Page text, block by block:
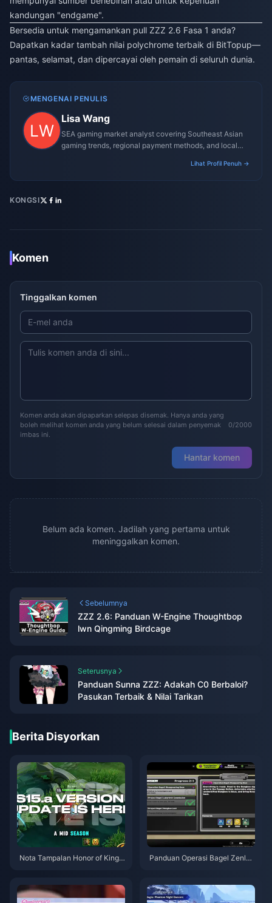
kandungan "endgame".
Bersedia untuk mengamankan pull ZZZ 2.6 Fasa 1 anda?
Dapatkan kadar tambah nilai polychrome terbaik di BitTopup—
pantas, selamat, dan dipercayai oleh pemain di seluruh dunia.
MENGENAI PENULIS
Lisa Wang
SEA gaming market analyst covering Southeast Asian
gaming trends, regional payment methods, and local
Lihat Profil Penuh →
KONGSI
Komen
Tinggalkan komen
Komen anda akan dipaparkan selepas disemak. Hanya anda yang
boleh melihat komen anda yang belum selesai dalam penyemak
imbas ini.
0/2000
Hantar komen
Belum ada komen. Jadilah yang pertama untuk
meninggalkan komen.
Sebelumnya
ZZZ 2.6: Panduan W-Engine Thoughtbop
lwn Qingming Birdcage
Seterusnya
Panduan Sunna ZZZ: Adakah C0 Berbaloi?
Pasukan Terbaik & Nilai Tarikan
Berita Disyorkan
Nota Tampalan Honor of Kings
Panduan Operasi Bagel Zenles